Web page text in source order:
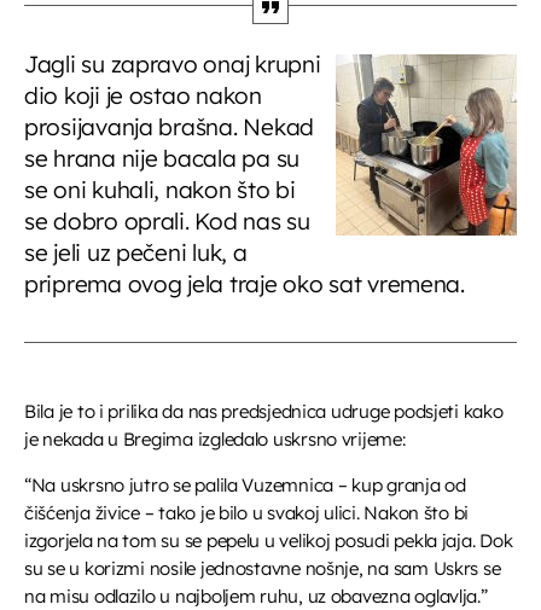
Jagli su zapravo onaj krupni
dio koji je ostao nakon
prosijavanja brašna. Nekad
se hrana nije bacala pa su
se oni kuhali, nakon što bi
se dobro oprali. Kod nas su
se jeli uz pečeni luk, a
priprema ovog jela traje oko sat vremena.
Bila je to i prilika da nas predsjednica udruge podsjeti kako
je nekada u Bregima izgledalo uskrsno vrijeme:
“Na uskrsno jutro se palila Vuzemnica – kup granja od
čišćenja živice – tako je bilo u svakoj ulici. Nakon što bi
izgorjela na tom su se pepelu u velikoj posudi pekla jaja. Dok
su se u korizmi nosile jednostavne nošnje, na sam Uskrs se
na misu odlazilo u najboljem ruhu, uz obavezna oglavlja.”